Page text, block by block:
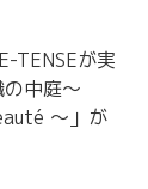
TENSEが実
中庭～
～」が